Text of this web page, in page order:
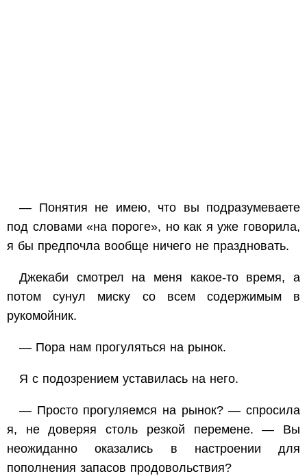
— Понятия не имею, что вы подразумеваете
под словами «на пороге», но как я уже говорила,
я бы предпочла вообще ничего не праздновать.
Джекаби смотрел на меня какое-то время, а
потом сунул миску со всем содержимым в
рукомойник.
— Пора нам прогуляться на рынок.
Я с подозрением уставилась на него.
— Просто прогуляемся на рынок? — спросила
я, не доверяя столь резкой перемене. — Вы
неожиданно оказались в настроении для
пополнения запасов продовольствия?